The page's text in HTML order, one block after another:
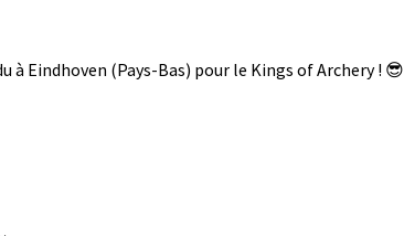
Eindhoven (Pays-Bas) pour le Kings of Archery ! 😎